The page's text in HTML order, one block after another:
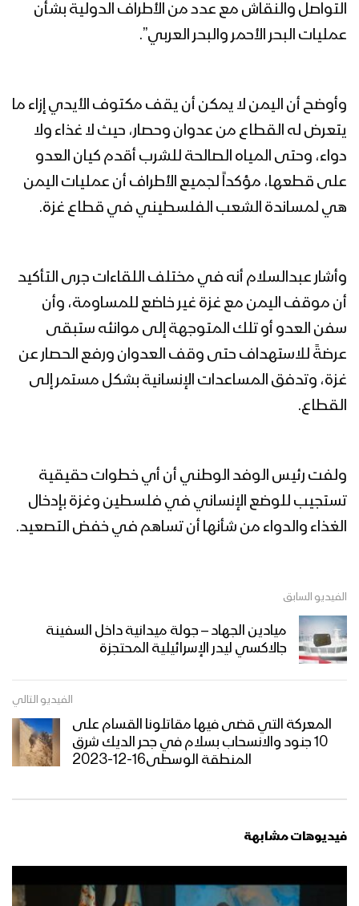
التواصل والنقاش مع عدد من الأطراف الدولية بشأن
عمليات البحر الأحمر والبحر العربي”.
وأوضح أن اليمن لا يمكن أن يقف مكتوف الأيدي إزاء ما
يتعرض له القطاع من عدوان وحصار، حيث لا غذاء ولا
دواء، وحتى المياه الصالحة للشرب أقدم كيان العدو
على قطعها، مؤكداً لجميع الأطراف أن عمليات اليمن
هي لمساندة الشعب الفلسطيني في قطاع غزة.
وأشار عبدالسلام أنه في مختلف اللقاءات جرى التأكيد
أن موقف اليمن مع غزة غير خاضع للمساومة، وأن
سفن العدو أو تلك المتوجهة إلى موانئه ستبقى
عرضةً للاستهداف حتى وقف العدوان ورفع الحصار عن
غزة، وتدفق المساعدات الإنسانية بشكل مستمر إلى
القطاع.
ولفت رئيس الوفد الوطني أن أي خطوات حقيقية
تستجيب للوضع الإنساني في فلسطين وغزة بإدخال
الغذاء والدواء من شأنها أن تساهم في خفض التصعيد.
الفيديو السابق
ميادين الجهاد – جولة ميدانية داخل السفينة
جالاكسي ليدر الإسرائيلية المحتجزة
الفيديو التالي
المعركة التي قضى فيها مقاتلونا القسام على
10 جنود والانسحاب بسلام في جحر الديك شرق
المنطقة الوسطى16-12-2023
فيديوهات مشابهة